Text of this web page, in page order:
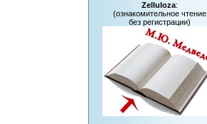
Zelluloza:
(ознакомительное чтение
без регистрации)